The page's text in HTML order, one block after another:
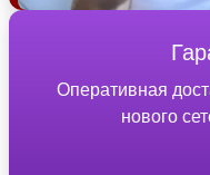
Оперативная
нового